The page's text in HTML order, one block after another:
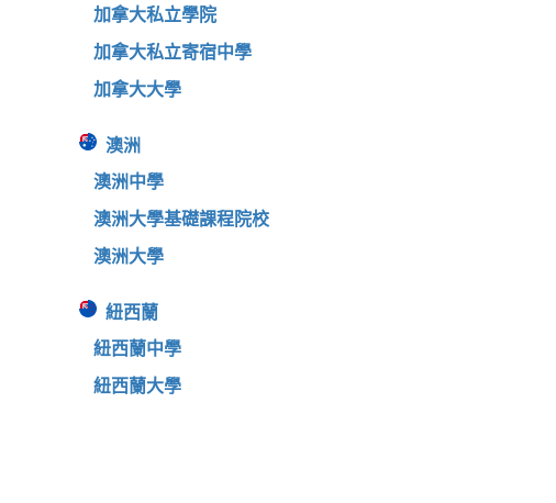
加拿大私立學院
加拿大私立寄宿中學
加拿大大學
澳洲
澳洲中學
澳洲大學基礎課程院校
澳洲大學
紐西蘭
紐西蘭中學
紐西蘭大學